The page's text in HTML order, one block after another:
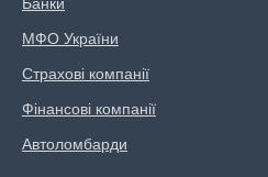
МФО України
Страхові компанії
Фінансові компанії
Автоломбарди